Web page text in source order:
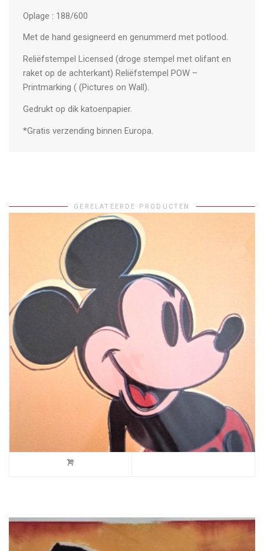
Oplage : 188/600
Met de hand gesigneerd en genummerd met potlood.
Reliëfstempel Licensed (droge stempel met olifant en
raket op de achterkant) Reliëfstempel POW –
Printmarking ( (Pictures on Wall).
Gedrukt op dik katoenpapier.
*Gratis verzending binnen Europa.
GERELATEERDE PRODUCTEN